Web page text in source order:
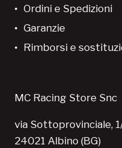
Ordini e Spedizioni
Garanzie
Rimborsi e
MC Racing Store Snc
via Sottoprovinciale,
24021 Albino (BG)